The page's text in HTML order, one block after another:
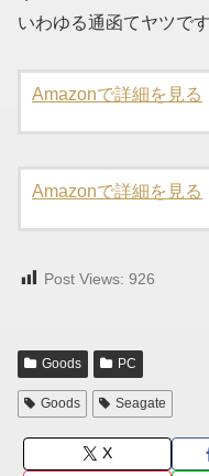
いわゆる通函てヤツで
Amazonで詳細を見る
Amazonで詳細を見る
Post Views: 926
Goods PC
Goods Seagate
X